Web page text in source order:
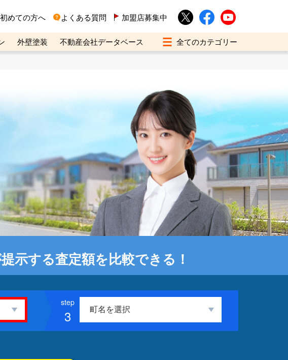
初めての方へ よくある質問 加盟店募集中
外壁塗装
不動産会社データベース
相談デスク
示する査定額を比較できる！
3